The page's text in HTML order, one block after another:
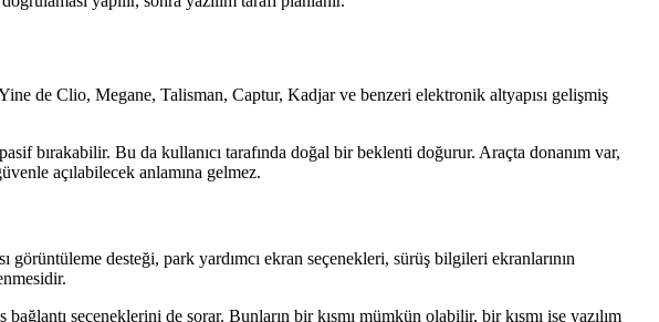
de Clio, Megane, Talisman, Captur, Kadjar ve benzeri elektronik altyapısı gelişmiş
bırakabilir. Bu da kullanıcı tarafında doğal bir beklenti doğurur. Araçta donanım var,
açılabilecek anlamına gelmez.
desteği, park yardımcı ekran seçenekleri, sürüş bilgileri ekranlarının
seçeneklerini de sorar. Bunların bir kısmı mümkün olabilir, bir kısmı ise yazılım